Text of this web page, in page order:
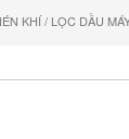
KHÍ/ LỌC DẦU